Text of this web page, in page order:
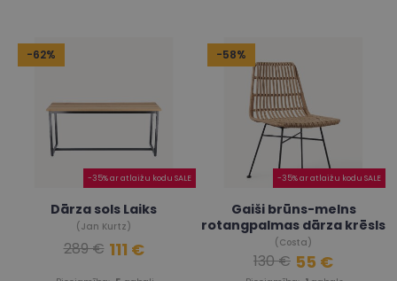
-62%
-35% ar atlaižu kodu SALE
Dārza sols Laiks
(Jan Kurtz)
289 € 111 €
-58%
-35% ar atlaižu kodu SALE
Gaiši brūns-melns
rotangpalmas dārza krēsls
(Costa)
130 € 55 €